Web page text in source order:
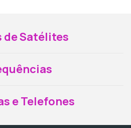
de Satélites
e Telefones